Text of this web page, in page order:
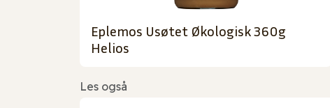
Eplemos Usøtet Økologisk 360g
Helios
Les også